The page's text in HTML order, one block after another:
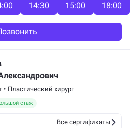
14:30 15:00 18:00
• Пластический хирург
стаж
Все сертификаты